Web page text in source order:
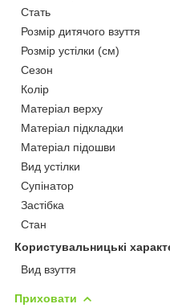
Стать
Розмір дитячого взуття
Розмір устілки (см)
Сезон
Колір
Матеріал верху
Матеріал підкладки
Матеріал підошви
Вид устілки
Супінатор
Застібка
Стан
Користувальницькі
Вид взуття
Приховати